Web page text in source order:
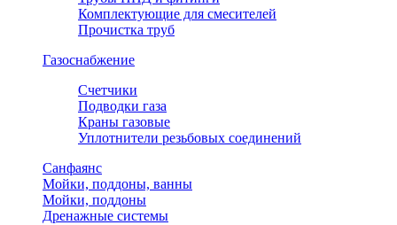
Комплектующие для смесителей
Прочистка труб
Газоснабжение
Счетчики
Подводки газа
Краны газовые
Уплотнители резьбовых соединений
Санфаянс
Мойки, поддоны, ванны
Мойки, поддоны
Дренажные системы